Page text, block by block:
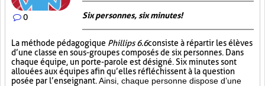
0 Six personnes, six minutes!
La méthode pédagogique Phillips 6.6consiste à répartir les élèves
d’une classe en sous-groupes composés de six personnes. Dans
chaque équipe, un porte-parole est désigné. Six minutes sont
allouées aux équipes afin qu’elles réfléchissent à la question
posée par l’enseignant. Ainsi, chaque personne dispose d’une